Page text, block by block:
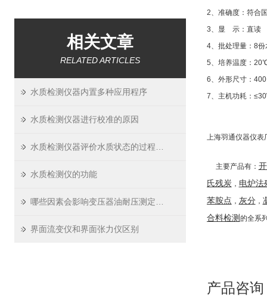
相关文章
RELATED ARTICLES
水质检测仪器内置多种应用程序
水质检测仪器进行校准的原因
水质检测仪的功能
界面流变仪和界面张力仪区别
2、准确度：符合
3、显
示：直读
4、批处理量： 8份
5、培养温度： 20
6、外形尺寸： 400
7、主机功耗：≤
上海羽通仪器仪
主要产品有：
氏残炭， 电炉法
苯胺点 ， 灰分，
合料检测 的全系
产品咨询